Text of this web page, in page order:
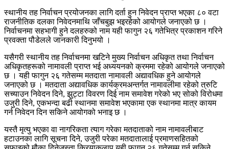
स्थानीय तह निर्वाचन प्रयोजनका लागि दर्ता हुन निवेदन प्राप्त भएका ८० वटा
राजनीतिक दलका निवेदनमाथि जाँचबुझ भइरहेको आयोगले जनाएको छ ।
निर्वाचनमा सहभागी हुने दलहरुको नाम यही फागुन २६ गतेभित्र प्रकाशन गरिने
प्रवक्ता पौडेलले जानकारी दिनुभयो ।
यसैगरी स्थानीय तह निर्वाचनमा खटिने मुख्य निर्वाचन अधिकृत तथा निर्वाचन
अधिकृतहरूको नामावली प्राप्त भई अध्ययनको क्रममा रहेको आयोगले जनाएको
छ । यही फागुन २६ गतेसम्म मतदाता नामावली अद्यावधिक हुने आयोगले
जनाएको छ । मतदाता अद्यावधिक कार्यक्रमअन्तर्गत नामावलीमा रहेको त्रुटि
सच्याउन निवेदन दिने, झुट्टा विवरण दिई नाम समावेश गरेको भए सोको विरोधमा
उजुरी दिने, एकभन्दा बढी स्थानमा समावेश भएकामा एक स्थानमा मात्र कायम
गर्न निवेदन दिन सकिने आयोगको भनाइ छ ।
यस्तै मृत्यु भएका वा नागरिकता त्याग गरेका मतदाताको नाम नामावलीबाट
हटाउनका लागि सूचना दिने, उजुरी परेका मतदातालाई प्रमाणसहितको